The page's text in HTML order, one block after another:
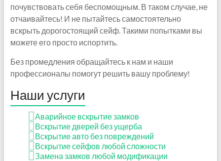
почувствовать себя беспомощным. В таком случае, не
отчаивайтесь! И не пытайтесь самостоятельно
вскрыть дорогостоящий сейф. Такими попытками вы
можете его просто испортить.
Без промедления обращайтесь к нам и наши
профессионалы помогут решить вашу проблему!
Наши услуги
Аварийное вскрытие замков
Вскрытие дверей без ущерба
Вскрытие авто без повреждений
Вскрытие сейфов любой сложности
Замена замков любой модификации